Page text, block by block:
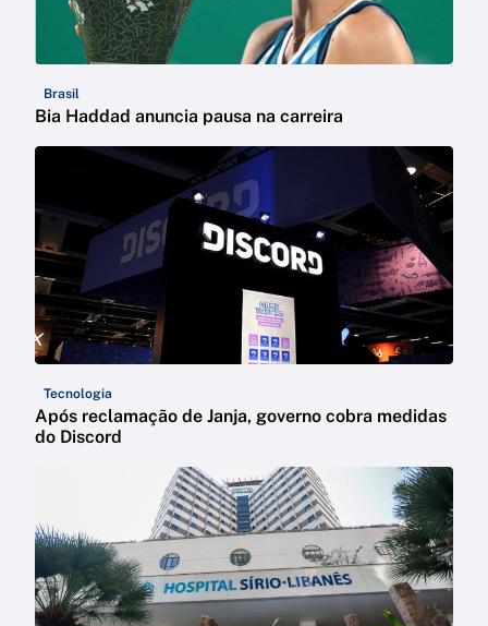
Brasil
Bia Haddad anuncia pausa na carreira
Tecnologia
Após reclamação de Janja, governo cobra medidas
do Discord